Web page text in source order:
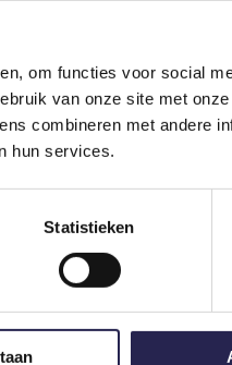
om functies voor social
van onze site met
combineren met andere
hun services.
Statistieken